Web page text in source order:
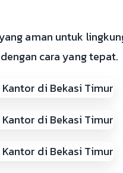
aman untuk
cara yang tepat.